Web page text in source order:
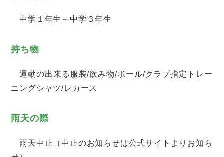
中学１年生～中学３年生
持ち物
運動の出来る服装/飲み物/ボール/クラブ指定トレー
ニングシャツ/レガース
雨天の際
雨天中止（中止のお知らせは公式サイトよりお知ら